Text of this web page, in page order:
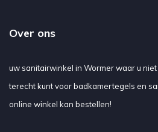
Over ons
uw sanitairwinkel in Wormer waar u
terecht kunt voor badkamertegels en
online winkel kan bestellen!